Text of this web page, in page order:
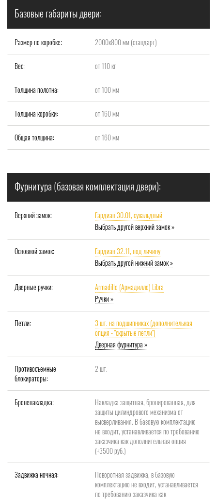
Базовые габариты двери:
Размер по коробке: 2000x800 мм (стандарт)
Вес: от 110 кг
Толщина полотна: от 100 мм
Толщина коробки: от 160 мм
Общая толщина: от 160 мм
Фурнитура (базовая комплектация двери):
Верхний замок:
Гардиан 30.01, сувальдный
Выбрать другой верхний замок »
Основной замок:
Гардиан 32.11, под личину
Выбрать другой нижний замок »
Дверные ручки:
Armadillo (Армадилло) Libra
Ручки »
Петли:
3 шт. на подшипниках (дополнительная
опция - "скрытые петли")
Дверная фурнитура »
Противосъемные
блокираторы:
2 шт.
Броненакладка:
Накладка защитная, бронированная, для
защиты цилиндрового механизма от
высверливания. В базовую комплектацию
не входит, устанавливается по требованию
заказчика как дополнительная опция
(+3500 руб.)
Задвижка ночная:
Поворотная задвижка, в базовую
комплектацию не входит, устанавливается
по требованию заказчика как